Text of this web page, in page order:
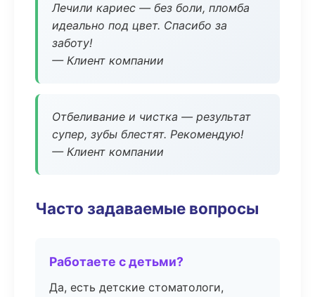
Лечили кариес — без боли, пломба
идеально под цвет. Спасибо за
заботу!
— Клиент компании
Отбеливание и чистка — результат
супер, зубы блестят. Рекомендую!
— Клиент компании
Часто задаваемые вопросы
Работаете с детьми?
Да, есть детские стоматологи,